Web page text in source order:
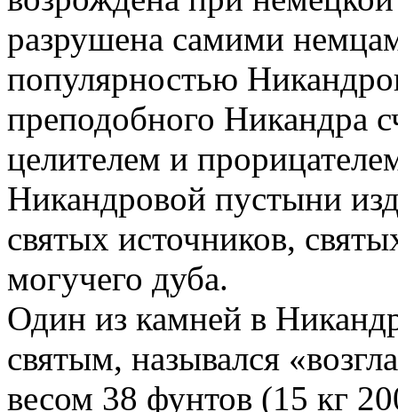
разрушена самими
популярностью
преподобного Никандра
целителем и
Никандровой пустыни
святых источников,
могучего дуба.
Один из камней в
святым, назывался
весом 38 фунтов (15 кг